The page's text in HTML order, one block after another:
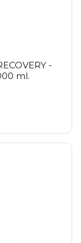
-
ml.